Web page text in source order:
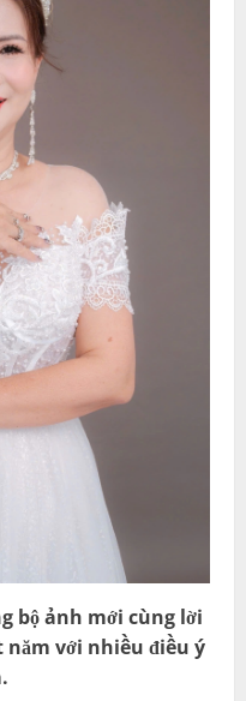
bộ ảnh mới cùng lời
với nhiều điều ý